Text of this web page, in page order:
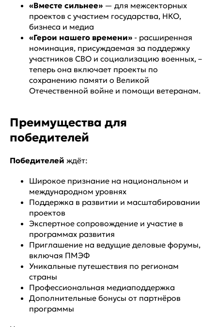
«Вместе сильнее» — для межсекторных
проектов с участием государства, НКО,
бизнеса и медиа
«Герои нашего времени» - расширенная
номинация, присуждаемая за поддержку
участников СВО и социализацию военных, –
теперь она включает проекты по
сохранению памяти о Великой
Отечественной войне и помощи ветеранам.
Преимущества для
победителей
Победителей ждёт:
Широкое признание на национальном и
международном уровнях
Поддержка в развитии и масштабировании
проектов
Экспертное сопровождение и участие в
программах развития
Приглашение на ведущие деловые форумы,
включая ПМЭФ
Уникальные путешествия по регионам
страны
Профессиональная медиаподдержка
Дополнительные бонусы от партнёров
программы